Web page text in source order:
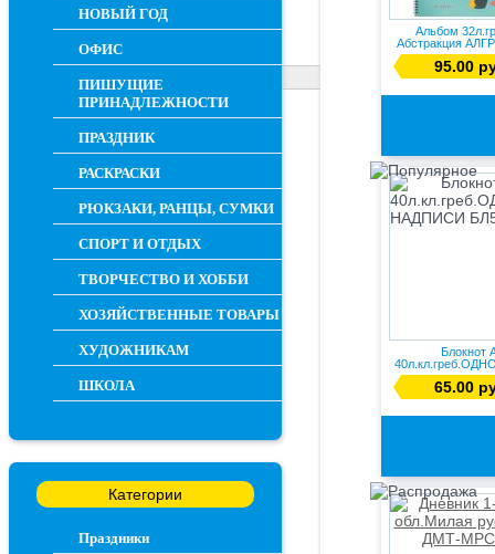
НОВЫЙ ГОД
ОФИС
ПИШУЩИЕ
ПРИНАДЛЕЖНОСТИ
ПРАЗДНИК
РАСКРАСКИ
РЮКЗАКИ, РАНЦЫ, СУМКИ
СПОРТ И ОТДЫХ
ТВОРЧЕСТВО И ХОББИ
ХОЗЯЙСТВЕННЫЕ ТОВАРЫ
ХУДОЖНИКАМ
ШКОЛА
Категории
Праздники
Альбом
Абстракция
95.00
Блокнот
НАДПИСИ
65.00